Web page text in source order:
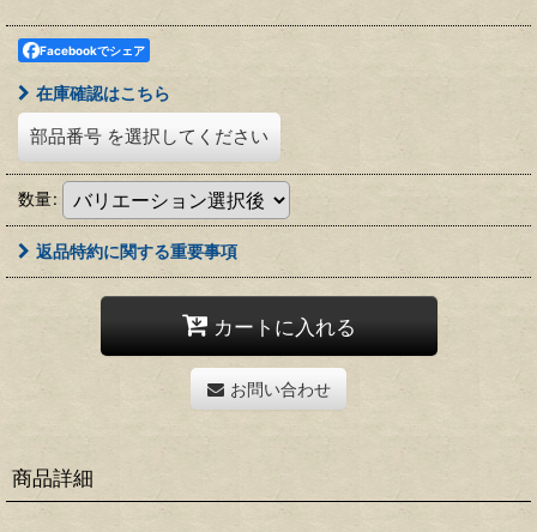
Facebookでシェア
在庫確認はこちら
部品番号 を選択してください
数量:
返品特約に関する重要事項
カートに入れる
お問い合わせ
商品詳細